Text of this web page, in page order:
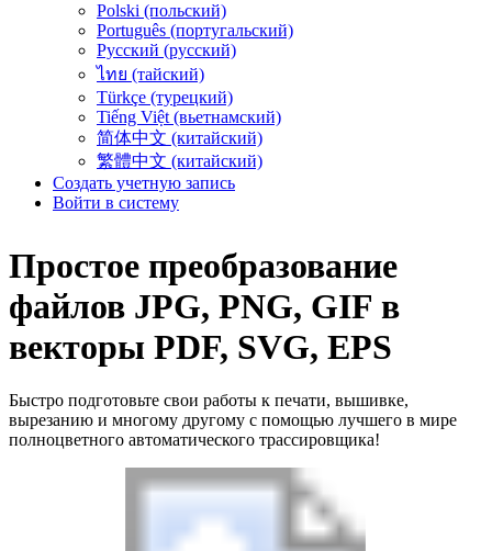
Polski (польский)
Português (португальский)
Русский (русский)
ไทย (тайский)
Türkçe (турецкий)
Tiếng Việt (вьетнамский)
简体中文 (китайский)
繁體中文 (китайский)
Создать учетную запись
Войти в систему
Простое преобразование
файлов JPG, PNG, GIF в
векторы PDF, SVG, EPS
Быстро подготовьте свои работы к печати, вышивке,
вырезанию и многому другому с помощью лучшего в мире
полноцветного автоматического трассировщика!